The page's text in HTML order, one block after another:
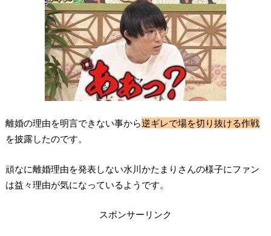
離婚の理由を明言できない事から逆ギレで場を切り抜ける作戦
を披露したのです。
頑なに離婚理由を発表しない水川かたまりさんの様子にファン
は益々理由が気になっているようです。
スポンサーリンク